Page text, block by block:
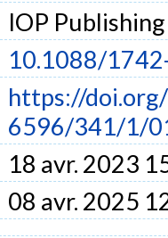
IOP Publishing
10.1088/
https://
6596/341/1/
18 avr. 2023
08 avr. 2025